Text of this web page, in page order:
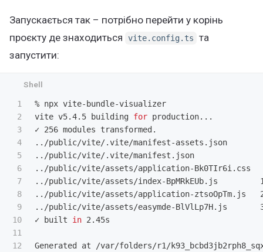
Запускається так – потрібно перейти у корінь
проєкту де знаходиться
vite.config.ts
та
запустити:
1
2
3
4
5
6
7
8
9
10
11
% npx vite-bundle-visualizer
vite v5.4.5 building for production...
✓ 256 modules transformed.
../public/vite/.vite/manifest-assets.json
../public/vite/.vite/manifest.json
../public/vite/assets/application-Bk0TIr6i.css
../public/vite/assets/index-BpMRkEUb.js
../public/vite/assets/application-ztsoOpTm.js
../public/vite/assets/easymde-BlVlLp7H.js
✓ built in 2.45s